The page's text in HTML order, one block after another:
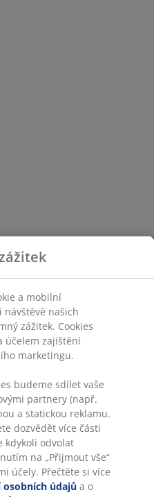
a mobilní
našich
zážitek. Cookies
účelem zajištění
marketingu.
budeme sdílet vaše
partnery (např.
a statickou reklamu.
dozvědět více části
kdykoli odvolat
na „Přijmout vše“
účely. Přečtěte si více
osobních údajů a o